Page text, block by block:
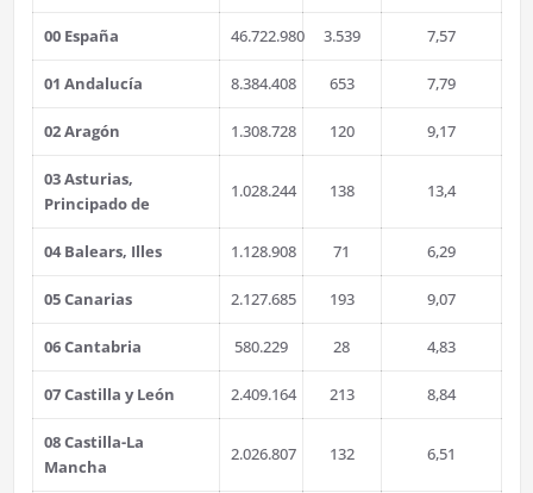
00 España 46.722.980 3.539 7,57
01 Andalucía 8.384.408 653 7,79
02 Aragón 1.308.728 120 9,17
03 Asturias,
Principado de
1.028.244 138 13,4
04 Balears, Illes 1.128.908 71 6,29
05 Canarias 2.127.685 193 9,07
06 Cantabria 580.229 28 4,83
07 Castilla y León 2.409.164 213 8,84
08 Castilla-La
Mancha
2.026.807 132 6,51